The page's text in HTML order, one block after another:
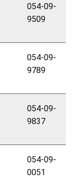
054-09-
9509
054-09-
9789
054-09-
9837
054-09-
0051